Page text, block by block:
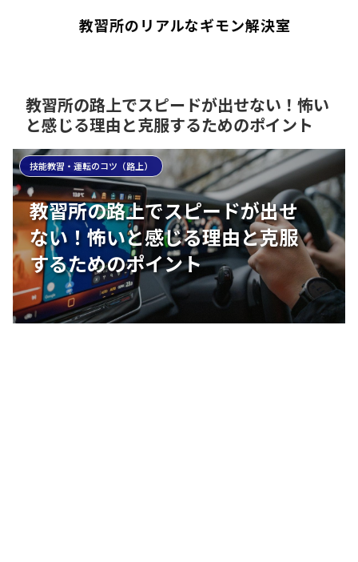
教習所のリアルなギモン解決室
教習所の路上でスピードが出せない！怖い
と感じる理由と克服するためのポイント
教習所の路上でスピードが出せ
ない！怖いと感じる理由と克服
するためのポイント
技能教習・運転のコツ（路上）